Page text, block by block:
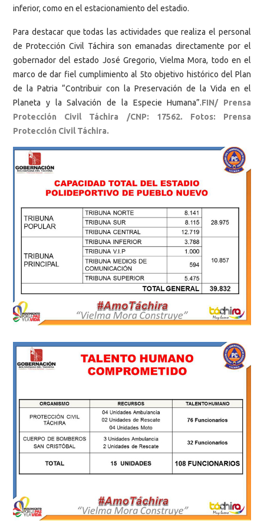
inferior, como en el estacionamiento del estadio.
Para destacar que todas las actividades que realiza el personal
de Protección Civil Táchira son emanadas directamente por el
gobernador del estado José Gregorio, Vielma Mora, todo en el
marco de dar fiel cumplimiento al 5to objetivo histórico del Plan
de la Patria “Contribuir con la Preservación de la Vida en el
Planeta y la Salvación de la Especie Humana”.FIN/ Prensa
Protección Civil Táchira /CNP: 17562. Fotos: Prensa
Protección Civil Táchira.